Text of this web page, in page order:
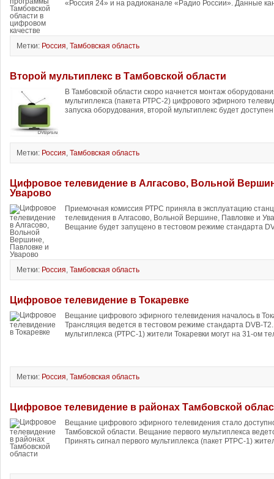
«Россия 24» и на радиоканале «Радио России». Данные
Метки: Россия, Тамбовская область
Второй мультиплекс в Тамбовской области
В Тамбовской области скоро начнется монтаж
мультиплекса (пакета РТРС-2) цифрового эфирного
запуска оборудования, второй мультиплекс будет
Метки: Россия, Тамбовская область
Цифровое телевидение в Алгасово, Вольной
Уварово
Приемочная комиссия РТРС приняла в эксплуатацию
телевидения в Алгасово, Вольной Вершине, Павловке и
Вещание будет запущено в тестовом режиме стандарта
Метки: Россия, Тамбовская область
Цифровое телевидение в Токаревке
Вещание цифрового эфирного телевидения началось в
Трансляция ведется в тестовом режиме стандарта DVB-
мультиплекса (РТРС-1) жители Токаревки могут на 31-ом
Метки: Россия, Тамбовская область
Цифровое телевидение в районах Тамбовской
Вещание цифрового эфирного телевидения стало
Тамбовской области. Вещание первого мультиплекса
Принять сигнал первого мультиплекса (пакет РТРС-1)